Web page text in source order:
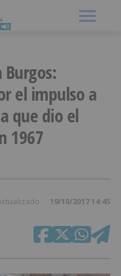
Burgos:
el impulso a
que dio el
1967
19/10/2017 14:45